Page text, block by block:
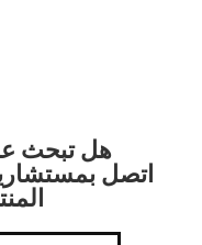
هل تبحث
اتصل